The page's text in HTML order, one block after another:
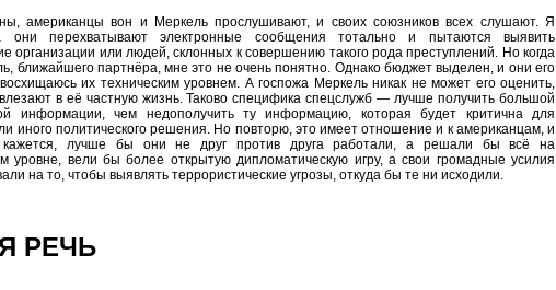
американцы вон и Меркель прослушивают, и своих союзников всех слушают. Я
они перехватывают электронные сообщения тотально и пытаются выявить
организации или людей, склонных к совершению такого рода преступлений. Но когда
ближайшего партнёра, мне это не очень понятно. Однако бюджет выделен, и они его
их техническим уровнем. А госпожа Меркель никак не может его оценить,
в её частную жизнь. Таково специфика спецслужб — лучше получить большой
информации, чем недополучить ту информацию, которая будет критична для
иного политического решения. Но повторю, это имеет отношение и к американцам, и
лучше бы они не друг против друга работали, а решали бы всё на
уровне, вели бы более открытую дипломатическую игру, а свои громадные усилия
на то, чтобы выявлять террористические угрозы, откуда бы те ни исходили.
РЕЧЬ